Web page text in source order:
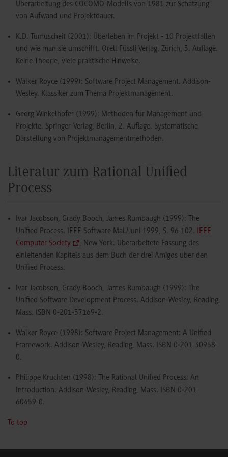
Überarbeitung des COCOMO-Modells von 1981 zur Schätzung
von Aufwand und Projektdauer.
K.D. Tumuscheit (2001): Überleben im Projekt - 10 Projektfallen
und wie man sie umschifft. Orell Füssli Verlag, Zürich, 5. Auflage.
Keine Theorie, viele praktische Hinweise.
Walker Royce (1999): Software Project Management. Addison-
Wesley. Klassiker zum Thema Projektmanagement.
Georg Winkelhofer (1999): Methoden für Management und
Projekte. Springer-Verlag, Berlin, 2. Auflage. Systematische
Darstellung von Projektmanagementmethoden.
Literatur zum Rational Unified
Process
Ivar Jacobson, Grady Booch, James Rumbaugh (1999): The
Unified Process. IEEE Software Mai./Juni 1999, S. 96-102.
IEEE
Computer Society
, New York. Überarbeitete Fassung des
einleitenden Kapitels aus dem Buch der drei Amigos über den
Unified Process.
Ivar Jacobson, Grady Booch, James Rumbaugh (1999): The
Unified Software Development Process. Addison-Wesley, Reading,
Mass. ISBN 0-201-57169-2.
Walker Royce (1998): Software Project Management: A Unified
Framework. Addison-Wesley, Reading, Mass. ISBN 0-201-30958-
0.
Philippe Kruchten (1998): The Rational Unified Process: An
Introduction. Addison-Wesley, Reading, Mass. ISBN 0-201-
60459-0.
To top